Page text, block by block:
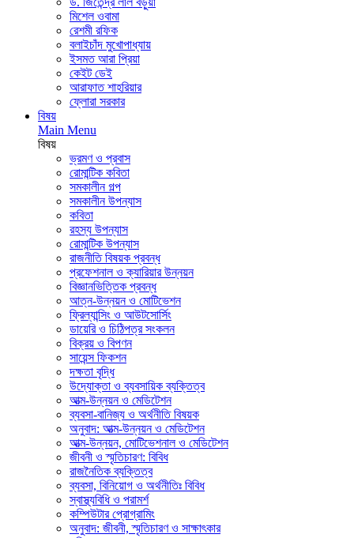
মিশেল ওবামা
রেশমী রফিক
বলাইচাঁদ মুখোপাধ্যায়
ইসমত আরা প্রিয়া
কেইট ডেই
আরাফাত শাহরিয়ার
ফ্লোরা সরকার
বিষয়
Main Menu
বিষয়
ভ্রমণ ও প্রবাস
রোমান্টিক কবিতা
সমকালীন গল্প
সমকালীন উপন্যাস
কবিতা
রহস্য উপন্যাস
রোমান্টিক উপন্যাস
রাজনীতি বিষয়ক প্রবন্ধ
প্রফেশনাল ও ক্যারিয়ার উন্নয়ন
বিজ্ঞানভিত্তিক প্রবন্ধ
আত্ন-উন্নয়ন ও মোটিভেশন
ফ্রিল্যান্সিং ও আউটসোর্সিং
ডায়েরি ও চিঠিপত্র সংকলন
বিক্রয় ও বিপণন
সায়েন্স ফিকশন
দক্ষতা বৃদ্ধি
উদ্যোক্তা ও ব্যবসায়িক ব্যক্তিত্ব
আত্ম-উন্নয়ন ও মেডিটেশন
ব্যবসা-বানিজ্য ও অর্থনীতি বিষয়ক
অনুবাদ: আত্ম-উন্নয়ন ও মেডিটেশন
আত্ম-উন্নয়ন, মোটিভেশনাল ও মেডিটেশন
জীবনী ও স্মৃতিচারণ: বিবিধ
রাজনৈতিক ব্যক্তিত্ব
ব্যবসা, বিনিয়োগ ও অর্থনীতিঃ বিবিধ
স্বাস্থ্যবিধি ও পরামর্শ
কম্পিউটার প্রোগ্রামিং
অনুবাদ: জীবনী, স্মৃতিচারণ ও সাক্ষাৎকার